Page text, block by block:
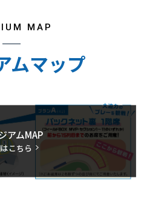
MAP
ムマップ
アムMAP
こちら